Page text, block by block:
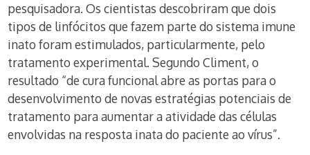
pesquisadora. Os cientistas descobriram que dois
tipos de linfócitos que fazem parte do sistema imune
inato foram estimulados, particularmente, pelo
tratamento experimental. Segundo Climent, o
resultado “de cura funcional abre as portas para o
desenvolvimento de novas estratégias potenciais de
tratamento para aumentar a atividade das células
envolvidas na resposta inata do paciente ao vírus”.